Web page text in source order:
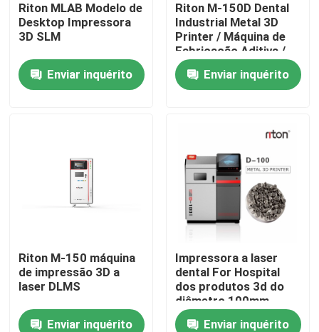
Casa
Contatos
Impressora do metal 3D do laser
Impressora dental do metal 3D
Riton MLAB Modelo de
Desktop Impressora
3D SLM
Enviar inquérito
Riton M-150D Dental
Industrial Metal 3D
Printer / Máquina de
Fabricação Aditiva /
Máquina médica de
fundição a laser SLM /
Máquina de
Enviar inquérito
Riton M-150 máquina
de impressão 3D a
laser DLMS
Enviar inquérito
Impressora a laser
dental For Hospital
dos produtos 3d do
diâmetro 100mm
Enviar inquérito